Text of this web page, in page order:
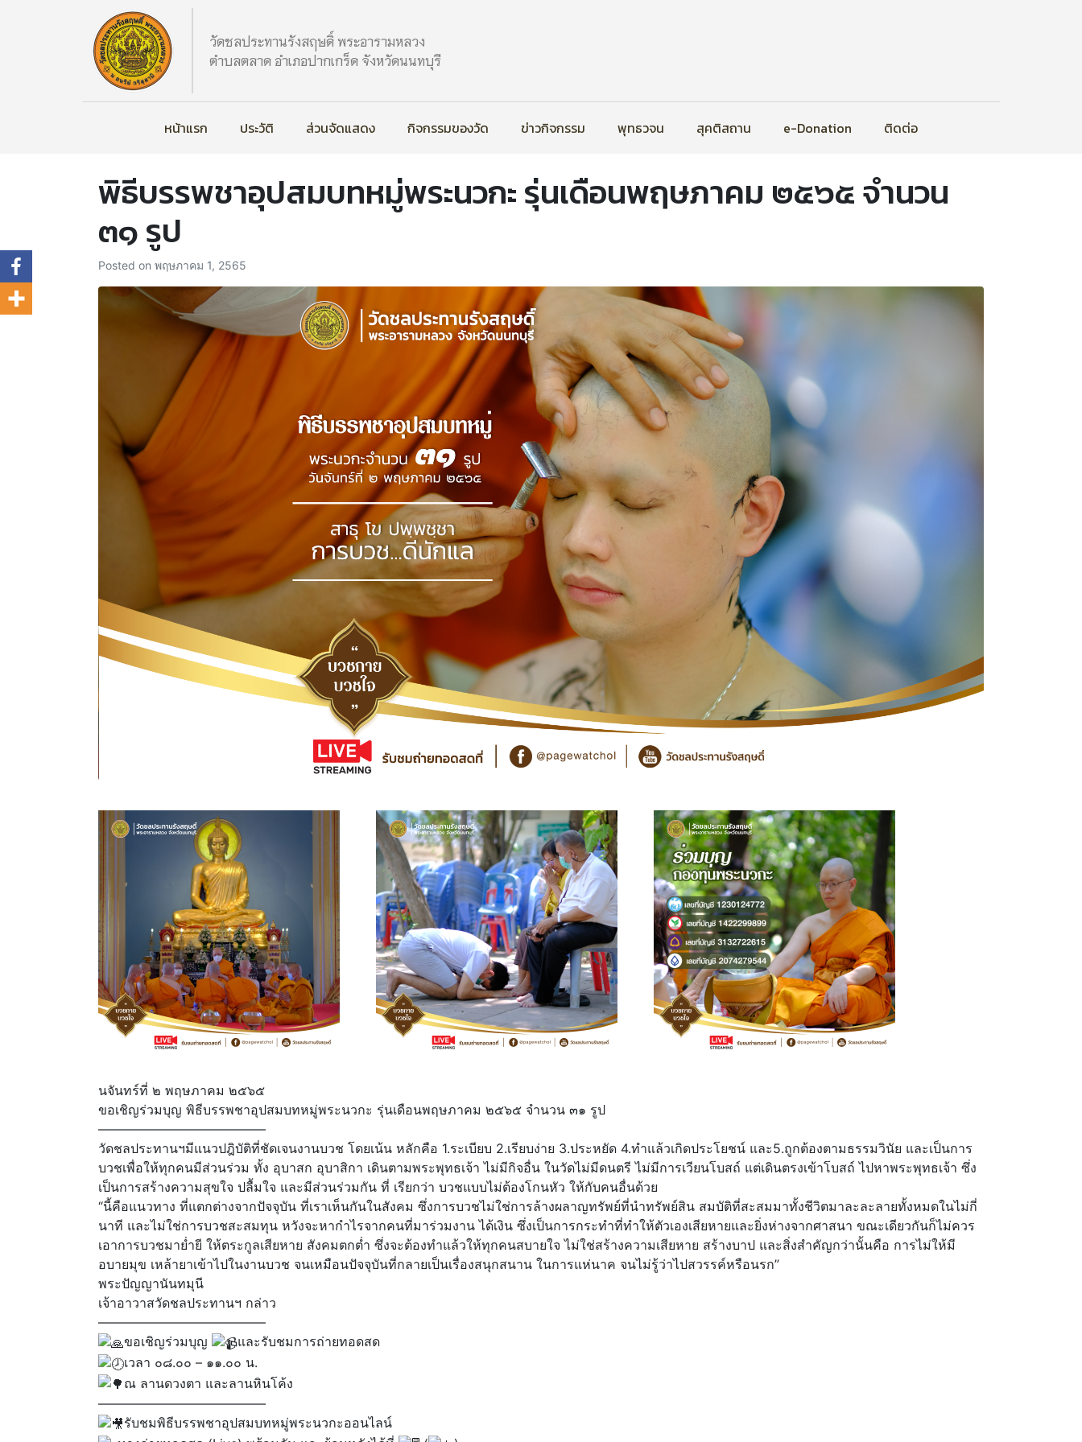
วัดชลประทานรังสฤษดิ์ พระอารามหลวง
ตำบลตลาด อำเภอปากเกร็ด จังหวัดนนทบุรี
หน้าแรก ประวัติ ส่วนจัดแสดง กิจกรรมของวัด ข่าวกิจกรรม พุทธวจน สุคติสถาน e-Donation ติดต่อ
พิธีบรรพชาอุปสมบทหมู่พระนวกะ รุ่นเดือนพฤษภาคม ๒๕๖๕ จำนวน
๓๑ รูป
Posted on พฤษภาคม 1, 2565
นจันทร์ที่ ๒ พฤษภาคม ๒๕๖๕
ขอเชิญร่วมบุญ พิธีบรรพชาอุปสมบทหมู่พระนวกะ รุ่นเดือนพฤษภาคม ๒๕๖๕ จำนวน ๓๑ รูป
—————————————
วัดชลประทานฯมีแนวปฎิบัติที่ชัดเจนงานบวช โดยเน้น หลักคือ 1.ระเบียบ 2.เรียบง่าย 3.ประหยัด 4.ทำแล้วเกิดประโยชน์ และ5.ถูกต้องตามธรรมวินัย และเป็นการ
บวชเพื่อให้ทุกคนมีส่วนร่วม ทั้ง อุบาสก อุบาสิกา เดินตามพระพุทธเจ้า ไม่มีกิจอื่น ในวัดไม่มีดนตรี ไม่มีการเวียนโบสถ์ แต่เดินตรงเข้าโบสถ์ ไปหาพระพุทธเจ้า ซึ่ง
เป็นการสร้างความสุขใจ ปลื้มใจ และมีส่วนร่วมกัน ที่ เรียกว่า บวชแบบไม่ต้องโกนหัว ให้กับคนอื่นด้วย
“นี้คือแนวทาง ที่แตกต่างจากปัจจุบัน ที่เราเห็นกันในสังคม ซึ่งการบวชไม่ใช่การล้างผลาญทรัพย์ที่นำทรัพย์สิน สมบัติที่สะสมมาทั้งชีวิตมาละละลายทั้งหมดในไม่กี่
นาที และไม่ใช่การบวชสะสมทุน หวังจะหากำไรจากคนที่มาร่วมงาน ได้เงิน ซึ่งเป็นการกระทำที่ทำให้ตัวเองเสียหายและยิ่งห่างจากศาสนา ขณะเดียวกันก็ไม่ควร
เอาการบวชมาย่ำยี ให้ตระกูลเสียหาย สังคมตกต่ำ ซึ่งจะต้องทำแล้วให้ทุกคนสบายใจ ไม่ใช่สร้างความเสียหาย สร้างบาป และสิ่งสำคัญกว่านั้นคือ การไม่ให้มี
อบายมุข เหล้ายาเข้าไปในงานบวช จนเหมือนปัจจุบันที่กลายเป็นเรื่องสนุกสนาน ในการแห่นาค จนไม่รู้ว่าไปสวรรค์หรือนรก”
พระปัญญานันทมุนี
เจ้าอาวาสวัดชลประทานฯ กล่าว
—————————————
ขอเชิญร่วมบุญ
และรับชมการถ่ายทอดสด
เวลา ๐๘.๐๐ – ๑๑.๐๐ น.
ณ ลานดวงตา และลานหินโค้ง
—————————————
รับชมพิธีบรรพชาอุปสมบทหมู่พระนวกะออนไลน์